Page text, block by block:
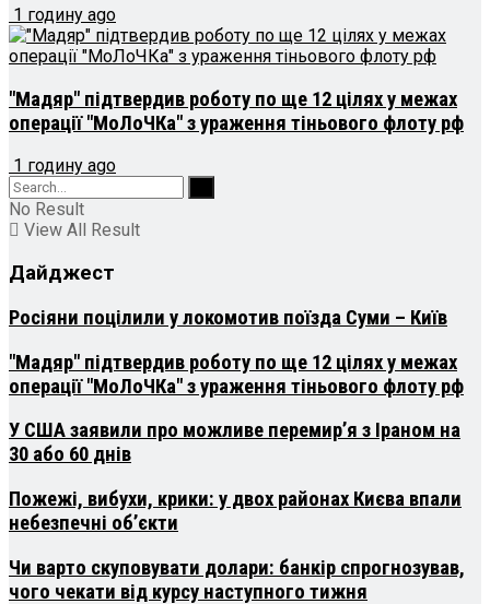
1 годину ago
"Мадяр" підтвердив роботу по ще 12 цілях у межах
операції "МоЛоЧКа" з ураження тіньового флоту рф
1 годину ago
No Result
View All Result
Дайджест
Росіяни поцілили у локомотив поїзда Суми – Київ
"Мадяр" підтвердив роботу по ще 12 цілях у межах
операції "МоЛоЧКа" з ураження тіньового флоту рф
У США заявили про можливе перемир’я з Іраном на
30 або 60 днів
Пожежі, вибухи, крики: у двох районах Києва впали
небезпечні об’єкти
Чи варто скуповувати долари: банкір спрогнозував,
чого чекати від курсу наступного тижня